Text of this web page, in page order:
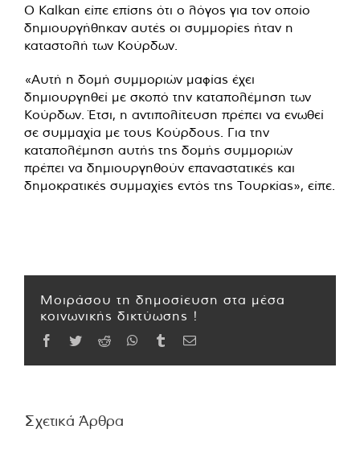
Ο Kalkan είπε επίσης ότι ο λόγος για τον οποίο
δημιουργήθηκαν αυτές οι συμμορίες ήταν η
καταστολή των Κούρδων.
«Αυτή η δομή συμμοριών μαφίας έχει
δημιουργηθεί με σκοπό την καταπολέμηση των
Κούρδων. Έτσι, η αντιπολίτευση πρέπει να ενωθεί
σε συμμαχία με τους Κούρδους. Για την
καταπολέμηση αυτής της δομής συμμοριών
πρέπει να δημιουργηθούν επαναστατικές και
δημοκρατικές συμμαχίες εντός της Τουρκίας», είπε.
Μοιράσου τη δημοσίευση στα μέσα
κοινωνικής δικτύωσης !
Facebook
TwitterReddit WhatsApp
TumblrEmail
Σχετικά Άρθρα